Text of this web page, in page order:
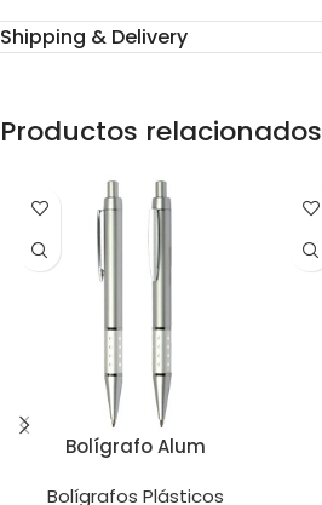
Shipping & Delivery
Productos relacionados
Bolígrafo Alum
Bolígrafos Plásticos